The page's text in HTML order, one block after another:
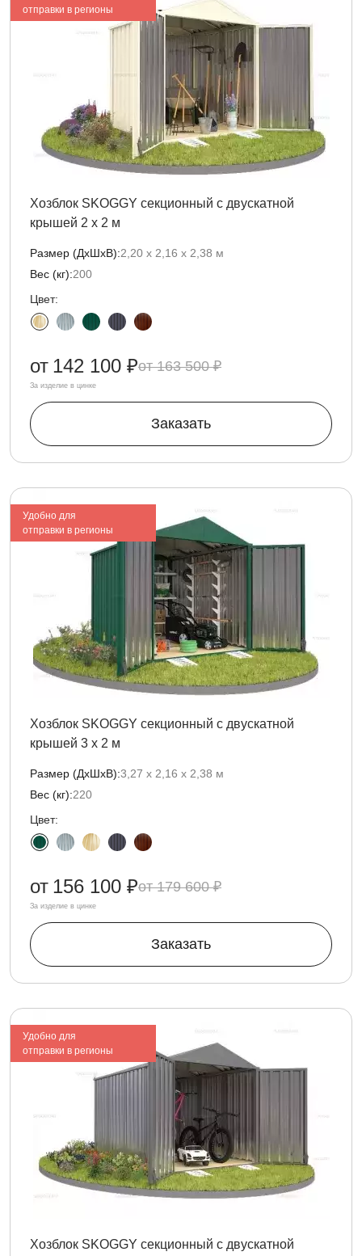
отправки в регионы
Хозблок SKOGGY секционный с двускатной
крышей 2 х 2 м
Размер (ДxШxВ):2,20 х 2,16 х 2,38 м
Вес (кг):200
Цвет:
163 500 ₽
от 142 100 ₽
За изделие в цинке
Заказать
Удобно для
отправки в регионы
Хозблок SKOGGY секционный с двускатной
крышей 3 х 2 м
Размер (ДxШxВ):3,27 х 2,16 х 2,38 м
Вес (кг):220
Цвет:
179 600 ₽
от 156 100 ₽
За изделие в цинке
Заказать
Удобно для
отправки в регионы
Хозблок SKOGGY секционный с двускатной